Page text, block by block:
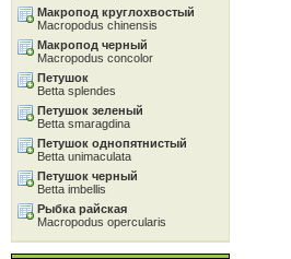
Макропод круглохвостый
Macropodus chinensis
Макропод черный
Macropodus concolor
Петушок
Betta splendes
Петушок зеленый
Betta smaragdina
Петушок однопятнистый
Betta unimaculata
Петушок черный
Betta imbellis
Рыбка райская
Macropodus opercularis